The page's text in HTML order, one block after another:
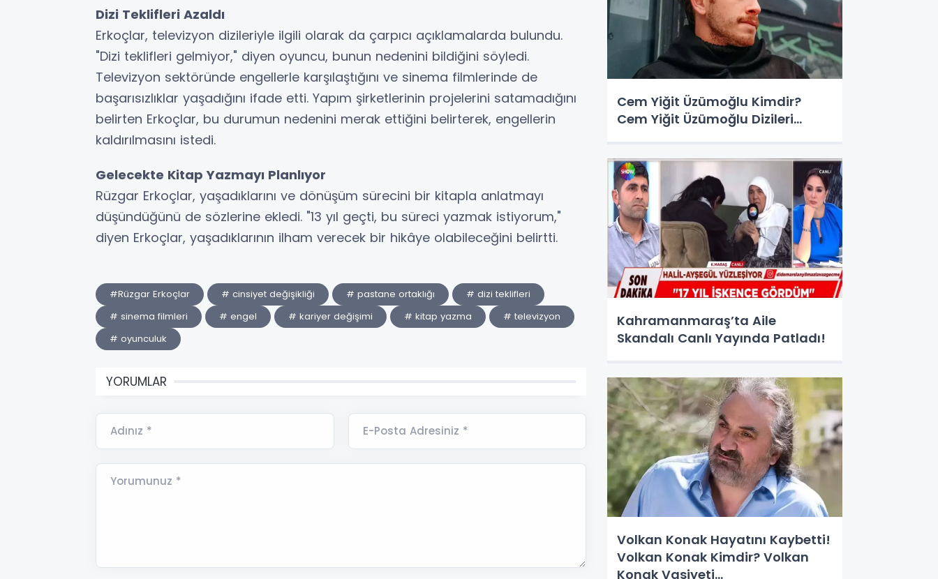
Dizi Teklifleri Azaldı
Erkoçlar, televizyon dizileriyle ilgili olarak da çarpıcı açıklamalarda bulundu.
"Dizi teklifleri gelmiyor," diyen oyuncu, bunun nedenini bildiğini söyledi.
Televizyon sektöründe engellerle karşılaştığını ve sinema filmlerinde de
başarısızlıklar yaşadığını ifade etti. Yapım şirketlerinin projelerini satamadığını
belirten Erkoçlar, bu durumun nedenini merak ettiğini belirterek, engellerin
kaldırılmasını istedi.
Gelecekte Kitap Yazmayı Planlıyor
Rüzgar Erkoçlar, yaşadıklarını ve dönüşüm sürecini bir kitapla anlatmayı
düşündüğünü de sözlerine ekledi. "13 yıl geçti, bu süreci yazmak istiyorum,"
diyen Erkoçlar, yaşadıklarının ilham verecek bir hikâye olabileceğini belirtti.
#Rüzgar Erkoçlar # cinsiyet değişikliği # pastane ortaklığı
# dizi teklifleri
# sinema filmleri
# engel # kariyer değişimi # kitap yazma
# televizyon
# oyunculuk
YORUMLAR
Adınız * E-Posta Adresiniz *
Yorumunuz *
Cem Yiğit Üzümoğlu Kimdir?
Cem Yiğit Üzümoğlu Dizileri...
Kahramanmaraş’ta Aile
Skandalı Canlı Yayında Patladı!
Volkan Konak Hayatını Kaybetti!
Volkan Konak Kimdir? Volkan
Konak Vasiyeti...